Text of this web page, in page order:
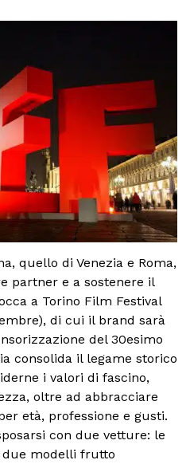
quello di Venezia e Roma,
partner e a sostenere il
a Torino Film Festival
di cui il brand sarà
del 30esimo
consolida il legame storico
i valori di fascino,
oltre ad abbracciare
età, professione e gusti.
con due vetture: le
due modelli frutto